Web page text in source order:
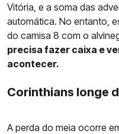
Vitória, e a soma das
automática. No entanto,
do camisa 8 com o
precisa fazer caixa e
acontecer.
Corinthians longe
A perda do meia ocorre